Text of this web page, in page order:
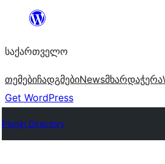
შიგთავსზე
საქართველო
თემებიჩადგმებიNewsმხარდაჭერა
Get WordPress
Plugin Directory